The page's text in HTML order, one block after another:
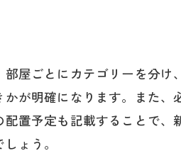
屋ごとにカテゴリーを分け
が明確になります。また、
置予定も記載することで、
ょう。